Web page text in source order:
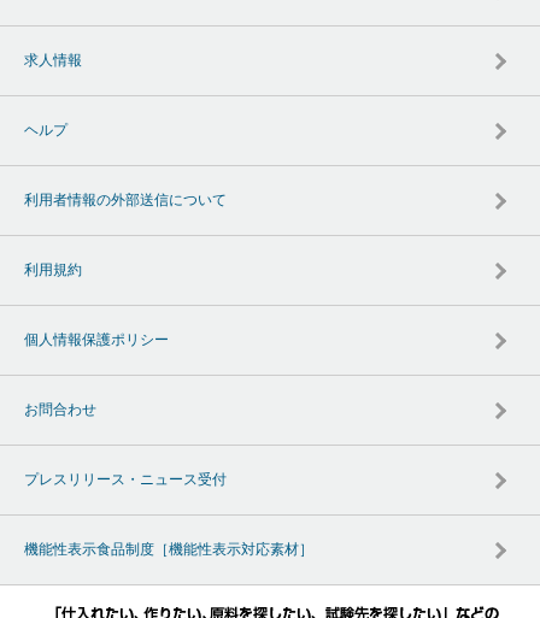
求人情報
ヘルプ
利用者情報の外部送信について
利用規約
個人情報保護ポリシー
お問合わせ
プレスリリース・ニュース受付
機能性表示食品制度［機能性表示対応素材］